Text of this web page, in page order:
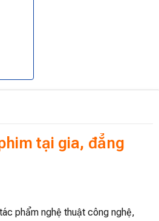
tại gia, đẳng
phẩm nghệ thuật công nghệ,